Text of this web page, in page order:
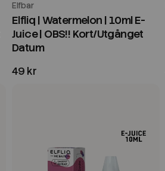
Elfbar
Elfliq | Watermelon | 10ml E-
Juice | OBS!! Kort/Utgånget
Datum
49 kr